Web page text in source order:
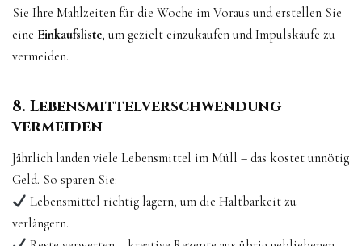
Sie Ihre Mahlzeiten für die Woche im Voraus und erstellen Sie
eine Einkaufsliste, um gezielt einzukaufen und Impulskäufe zu
vermeiden.
8. Lebensmittelverschwendung
vermeiden
Jährlich landen viele Lebensmittel im Müll – das kostet unnötig
Geld. So sparen Sie:
Lebensmittel richtig lagern, um die Haltbarkeit zu
verlängern.